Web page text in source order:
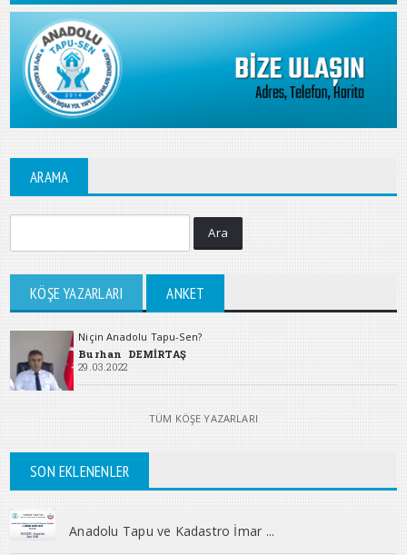
ARAMA
Ara
KÖŞE YAZARLARI ANKET
Niçin Anadolu Tapu-Sen?
Burhan DEMİRTAŞ
29.03.2022
TÜM KÖŞE YAZARLARI
SON EKLENENLER
Anadolu Tapu ve Kadastro İmar ...